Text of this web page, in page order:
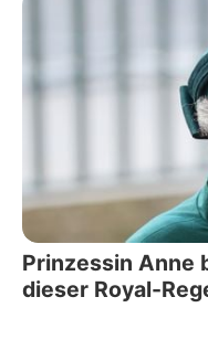
Prinzessin Anne
dieser Royal-